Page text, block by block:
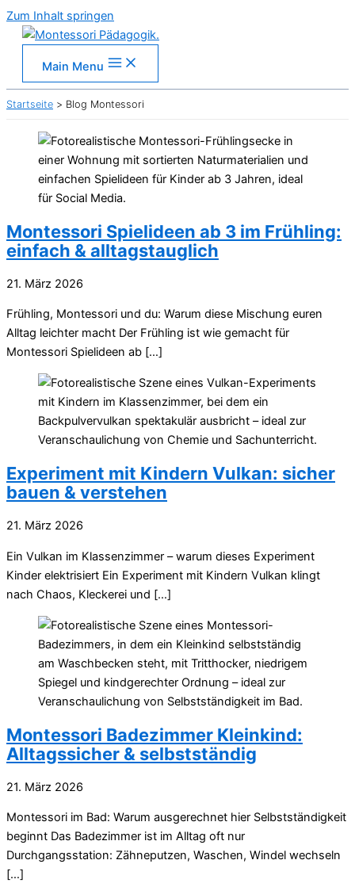
Zum Inhalt springen
Main Menu
Startseite Blog Montessori
Montessori Spielideen ab 3 im Frühling:
einfach & alltagstauglich
21. März 2026
Frühling, Montessori und du: Warum diese Mischung euren
Alltag leichter macht Der Frühling ist wie gemacht für
Montessori Spielideen ab […]
Experiment mit Kindern Vulkan: sicher
bauen & verstehen
21. März 2026
Ein Vulkan im Klassenzimmer – warum dieses Experiment
Kinder elektrisiert Ein Experiment mit Kindern Vulkan klingt
nach Chaos, Kleckerei und […]
Montessori Badezimmer Kleinkind:
Alltagssicher & selbstständig
21. März 2026
Montessori im Bad: Warum ausgerechnet hier Selbstständigkeit
beginnt Das Badezimmer ist im Alltag oft nur
Durchgangsstation: Zähneputzen, Waschen, Windel wechseln
[…]